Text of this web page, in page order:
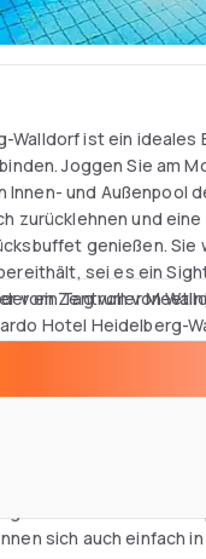
Walldorf ist ein ideales
Joggen Sie am
und Außenpool
zurücklehnen und
genießen. Sie
sei es ein
ein Tag voller
vom Zentrum von
Hotel Heidelberg-
AG und Heidelberger
können Sie im
sich auch einfach